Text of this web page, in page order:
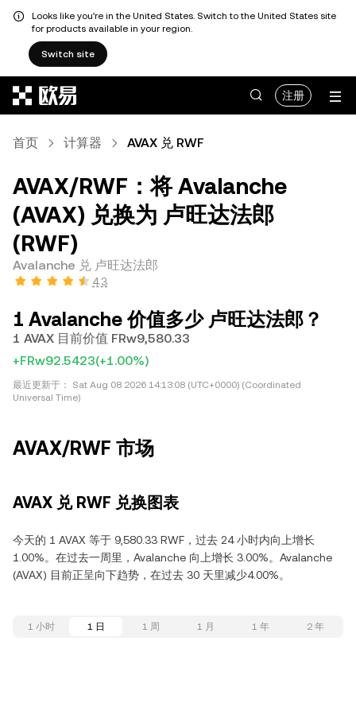
Looks like you're in the United States. Switch to the United States site
for products available in your region.
Switch site
注册
首页 计算器 AVAX 兑 RWF
AVAX/RWF：将 Avalanche
(AVAX) 兑换为 卢旺达法郎
(RWF)
Avalanche 兑 卢旺达法郎
4.3
1 Avalanche 价值多少 卢旺达法郎？
1 AVAX 目前价值 FRw9,580.33
+FRw92.5423(+1.00%)
最近更新于：
Sat Aug 08 2026 14:13:08 (UTC+0000) (Coordinated
Universal Time)
AVAX/RWF 市场
AVAX 兑 RWF 兑换图表
今天的 1 AVAX 等于 9,580.33 RWF，过去 24 小时内向上增长
1.00%。在过去一周里，Avalanche 向上增长 3.00%。Avalanche
(AVAX) 目前正呈向下趋势，在过去 30 天里减少4.00%。
1 小时 1 日 1 周 1 月 1 年 2 年